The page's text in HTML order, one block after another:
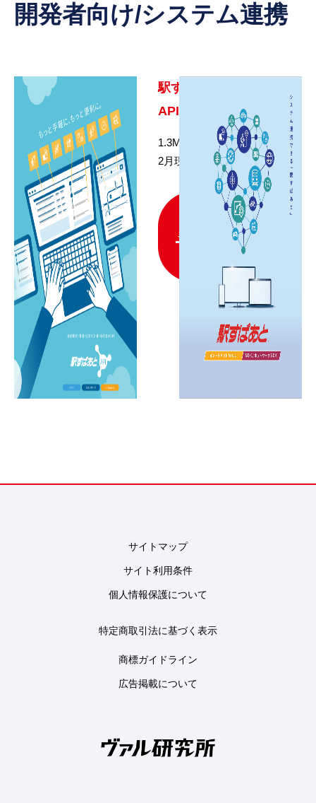
開発者向け/システム連携
駅すぱあと
API
1.3MB / 2024年
2月現在
サイトマップ
サイト利用条件
個人情報保護について
特定商取引法に基づく表示
商標ガイドライン
広告掲載について